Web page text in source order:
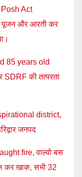
Act
पूजन और आरती कर
85 years old
SDRF की तत्परता
district,
जनपद
fire, वाल्वो बस
कर खाक, सभी 32